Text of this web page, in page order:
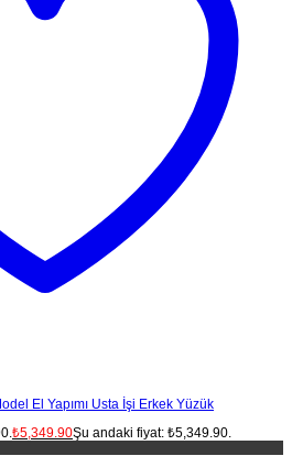
El Yapımı Usta İşi Erkek Yüzük
₺5,349.90Şu andaki fiyat: ₺5,349.90.